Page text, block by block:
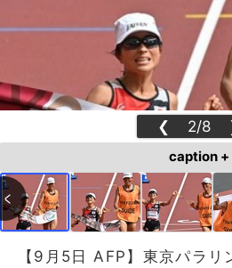
❮ 2/8
caption +
【9月5日 AFP】東京パラリ